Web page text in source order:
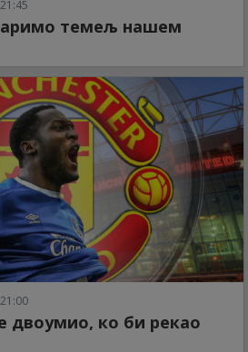
темељ нашем
двоумио, ко би рекао